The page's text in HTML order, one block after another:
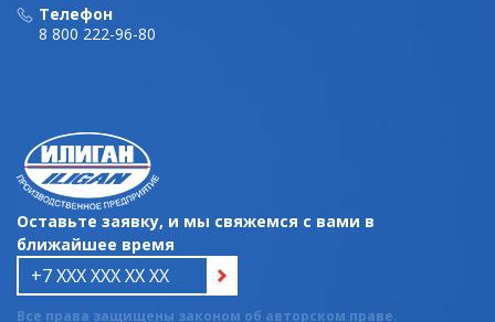
Телефон
8 800 222-96-80
Оставьте заявку, и мы свяжемся с вами в
ближайшее время
Все права защищены законом об авторском праве.